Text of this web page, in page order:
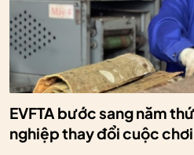
EVFTA bước sang năm
nghiệp thay đổi cuộc chơi